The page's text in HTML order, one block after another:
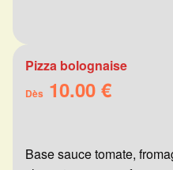
Pizza bolognaise
Dès 10.00 €
Base sauce tomate,